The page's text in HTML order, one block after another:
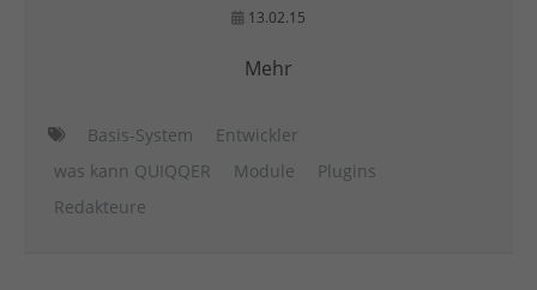
13.02.15
Mehr
Basis-System
Entwickler
was kann QUIQQER
Module
Plugins
Redakteure